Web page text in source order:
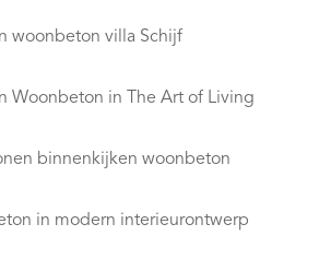
woonbeton villa Schijf
Woonbeton in The Art of Living
binnenkijken woonbeton
in modern interieurontwerp